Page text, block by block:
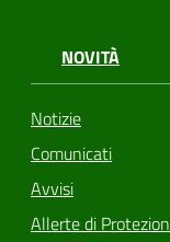
NOVITÀ
Notizie
Comunicati
Avvisi
Allerte di